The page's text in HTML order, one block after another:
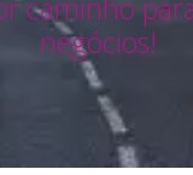
caminho
negócios!